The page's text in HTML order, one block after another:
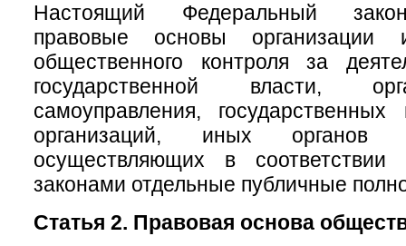
Настоящий Федеральный
правовые основы организации
общественного контроля за
государственной власти,
самоуправления,
организаций, иных органов
осуществляющих в
законами отдельные публичные
Статья 2. Правовая основа